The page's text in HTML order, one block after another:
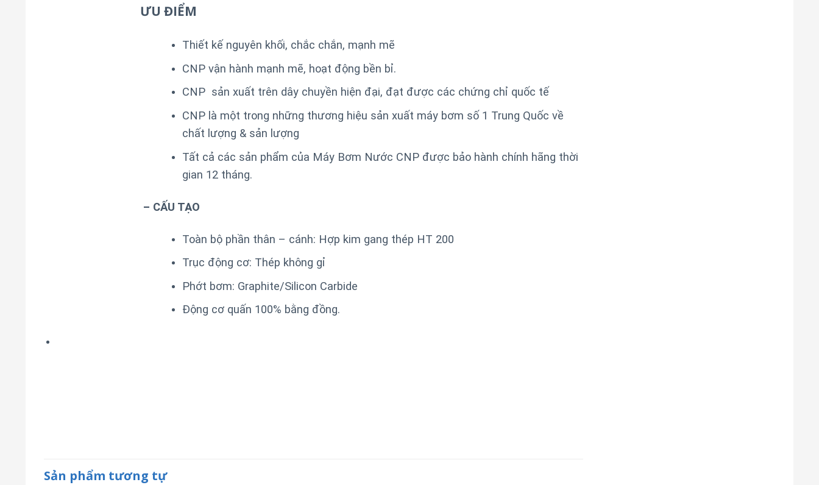
ƯU ĐIỂM
Thiết kế nguyên khối, chắc chắn, mạnh mẽ
CNP vận hành mạnh mẽ, hoạt động bền bỉ.
CNP sản xuất trên dây chuyền hiện đại, đạt được các chứng chỉ quốc tế
CNP là một trong những thương hiệu sản xuất máy bơm số 1 Trung Quốc về
chất lượng & sản lượng
Tất cả các sản phẩm của Máy Bơm Nước CNP được bảo hành chính hãng thời
gian 12 tháng.
– CẤU TẠO
Toàn bộ phần thân – cánh: Hợp kim gang thép HT 200
Trục động cơ: Thép không gỉ
Phớt bơm: Graphite/Silicon Carbide
Động cơ quấn 100% bằng đồng.
Sản phẩm tương tự